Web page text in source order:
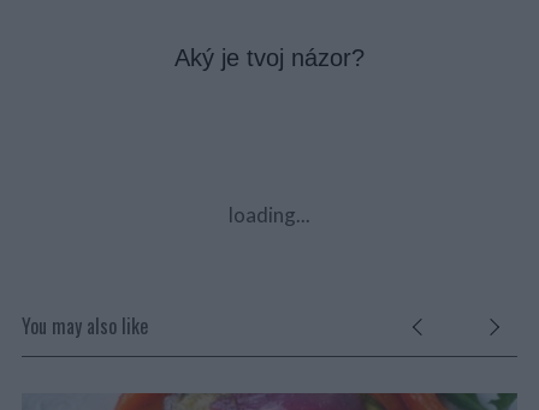
Aký je tvoj názor?
loading...
You may also like